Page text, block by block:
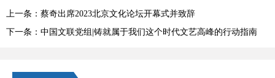
上一条：蔡奇出席2023北京文化论坛开幕式并致辞
下一条：中国文联党组|铸就属于我们这个时代文艺高峰的行动指南